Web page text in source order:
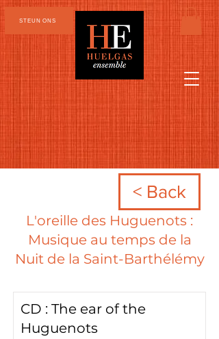
STEUN ONS
< Back
L'oreille des Huguenots :
Musique au temps de la
Nuit de la Saint-Barthélémy
CD : The ear of the
Huguenots